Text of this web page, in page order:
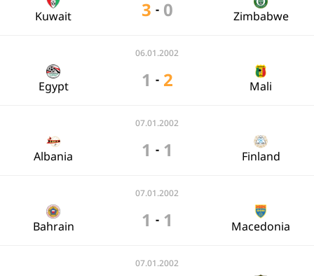
Kuwait 3 - 0 Zimbabwe
06.01.2002
Egypt 1 - 2 Mali
07.01.2002
Albania 1 - 1 Finland
07.01.2002
Bahrain 1 - 1 Macedonia
07.01.2002